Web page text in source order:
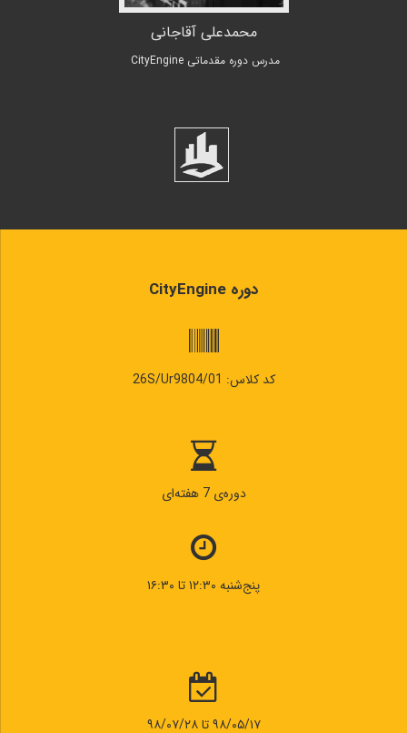
محمدعلی آقاجانی
مدرس دوره مقدماتی CityEngine
دوره CityEngine
کد کلاس: 26S/Ur9804/01
دوره‌ی 7 هفته‌ای
پنج‌شنبه ۱۲:۳۰ تا ۱۶:۳۰
۹۸/۰۵/۱۷ تا ۹۸/۰۷/۲۸